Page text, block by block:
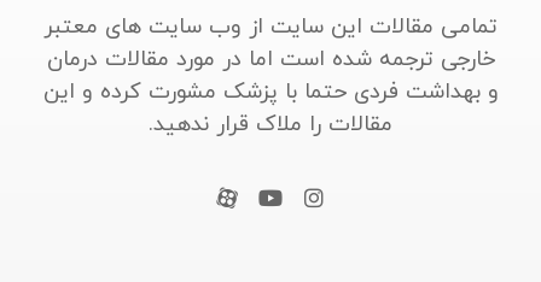
تمامی مقالات این سایت از وب سایت های معتبر
خارجی ترجمه شده است اما در مورد مقالات درمان
و بهداشت فردی حتما با پزشک مشورت کرده و این
مقالات را ملاک قرار ندهید.